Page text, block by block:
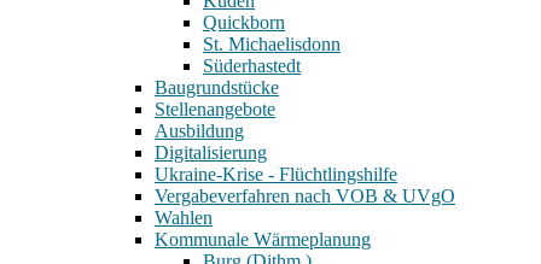
Quickborn
St. Michaelisdonn
Süderhastedt
Baugrundstücke
Stellenangebote
Ausbildung
Digitalisierung
Ukraine-Krise - Flüchtlingshilfe
Vergabeverfahren nach VOB & UVgO
Wahlen
Kommunale Wärmeplanung